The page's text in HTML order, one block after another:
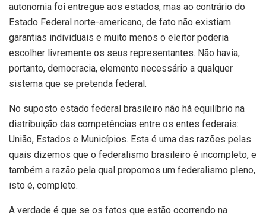
autonomia foi entregue aos estados, mas ao contrário do
Estado Federal norte-americano, de fato não existiam
garantias individuais e muito menos o eleitor poderia
escolher livremente os seus representantes. Não havia,
portanto, democracia, elemento necessário a qualquer
sistema que se pretenda federal.
No suposto estado federal brasileiro não há equilíbrio na
distribuição das competências entre os entes federais:
União, Estados e Municípios. Esta é uma das razões pelas
quais dizemos que o federalismo brasileiro é incompleto, e
também a razão pela qual propomos um federalismo pleno,
isto é, completo.
A verdade é que se os fatos que estão ocorrendo na